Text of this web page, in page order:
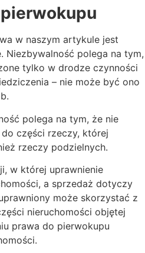
w naszym artykule jest
Niezbywalność polega na tym,
tylko w drodze czynności
– nie może być ono
polega na tym, że nie
części rzeczy, której
rzeczy podzielnych.
w której uprawnienie
a sprzedaż dotyczy
może skorzystać z
nieruchomości objętej
prawa do pierwokupu